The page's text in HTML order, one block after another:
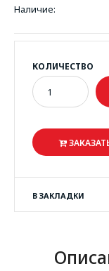
Наличие:
КОЛИЧЕСТВО
В ЗАКЛАДКИ